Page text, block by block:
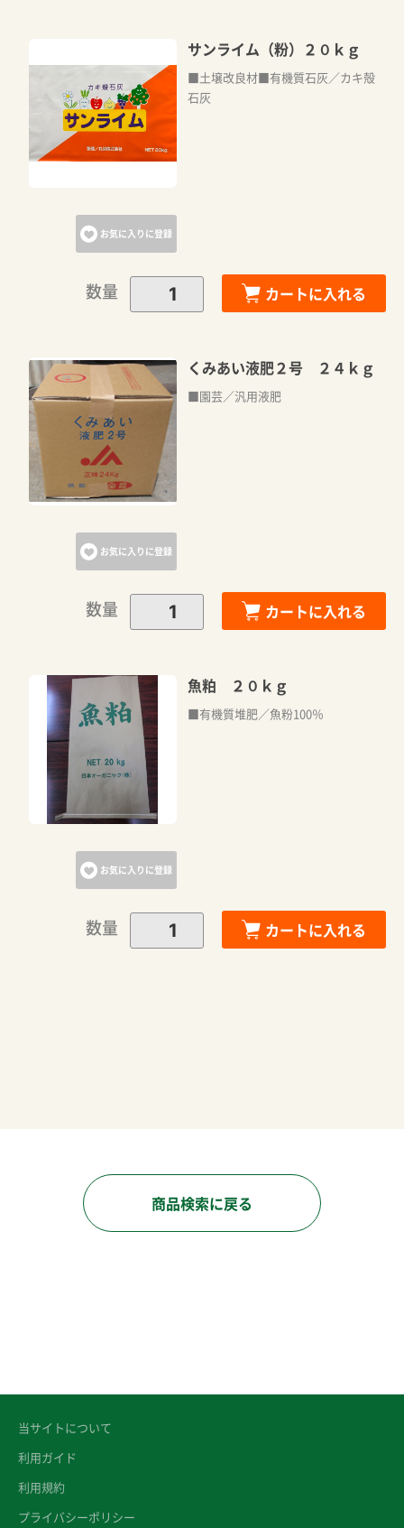
お気に入りに登録
サンライム（粉）２０ｋｇ
■土壌改良材■有機質石灰／カキ殻
石灰
数量 カートに入れる
お気に入りに登録
くみあい液肥２号 ２４ｋｇ
■園芸／汎用液肥
数量 カートに入れる
お気に入りに登録
魚粕 ２０ｋｇ
■有機質堆肥／魚粉100％
数量 カートに入れる
カートに追加しました。
商品検索に戻る
当サイトについて
利用ガイド
利用規約
プライバシーポリシー